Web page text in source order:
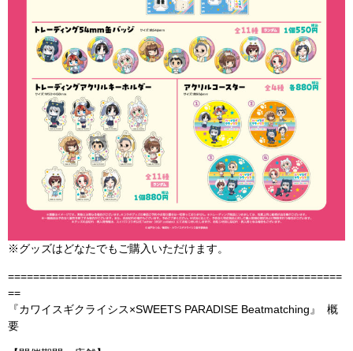
※グッズはどなたでもご購入いただけます。
=====================================================
==
『カワイスギクライシス×SWEETS PARADISE Beatmatching』 概
要